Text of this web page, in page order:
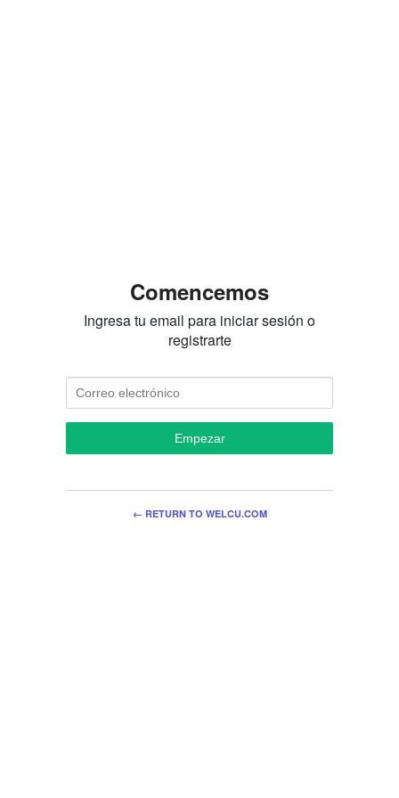
Comencemos
Ingresa tu email para iniciar sesión o
registrarte
Empezar
← RETURN TO WELCU.COM